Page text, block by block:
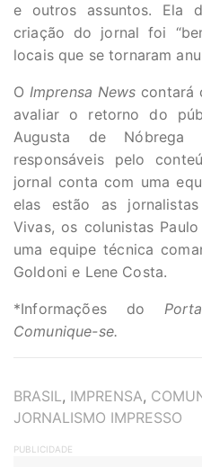
e outros assuntos. Ela
criação do jornal foi
locais que se tornaram
O Imprensa News contará
avaliar o retorno do
Augusta de
responsáveis pelo
jornal conta com uma
elas estão as
Vivas, os colunistas
uma equipe técnica
Goldoni e Lene Costa.
*Informações do
Comunique-se.
TAGS
BRASIL, IMPRENSA,
JORNALISMO IMPRESSO
PUBLICIDADE